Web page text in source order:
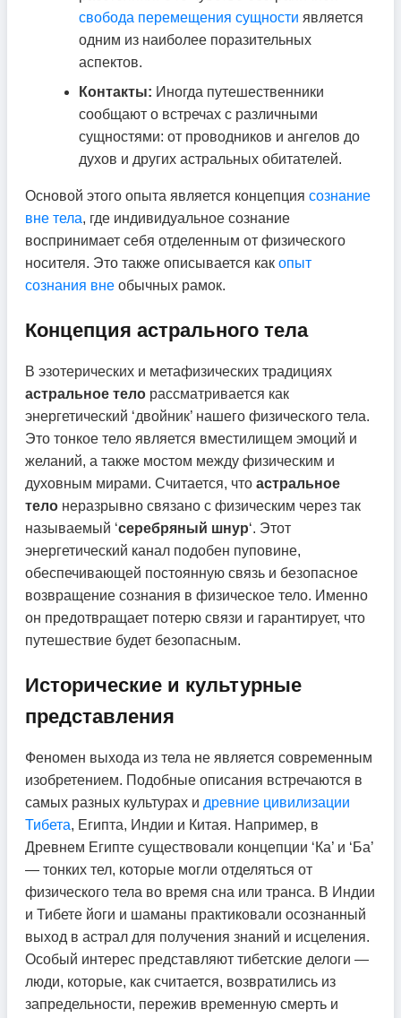
свобода перемещения сущности является
одним из наиболее поразительных
аспектов.
Контакты: Иногда путешественники
сообщают о встречах с различными
сущностями: от проводников и ангелов до
духов и других астральных обитателей.
Основой этого опыта является концепция сознание
вне тела, где индивидуальное сознание
воспринимает себя отделенным от физического
носителя. Это также описывается как опыт
сознания вне обычных рамок.
Концепция астрального тела
В эзотерических и метафизических традициях
астральное тело рассматривается как
энергетический ‘двойник’ нашего физического тела.
Это тонкое тело является вместилищем эмоций и
желаний, а также мостом между физическим и
духовным мирами. Считается, что астральное
тело неразрывно связано с физическим через так
называемый ‘серебряный шнур‘. Этот
энергетический канал подобен пуповине,
обеспечивающей постоянную связь и безопасное
возвращение сознания в физическое тело. Именно
он предотвращает потерю связи и гарантирует, что
путешествие будет безопасным.
Исторические и культурные
представления
Феномен выхода из тела не является современным
изобретением. Подобные описания встречаются в
самых разных культурах и древние цивилизации
Тибета, Египта, Индии и Китая. Например, в
Древнем Египте существовали концепции ‘Ка’ и ‘Ба’
— тонких тел, которые могли отделяться от
физического тела во время сна или транса. В Индии
и Тибете йоги и шаманы практиковали осознанный
выход в астрал для получения знаний и исцеления.
Особый интерес представляют тибетские делоги —
люди, которые, как считается, возвратились из
запредельности, пережив временную смерть и